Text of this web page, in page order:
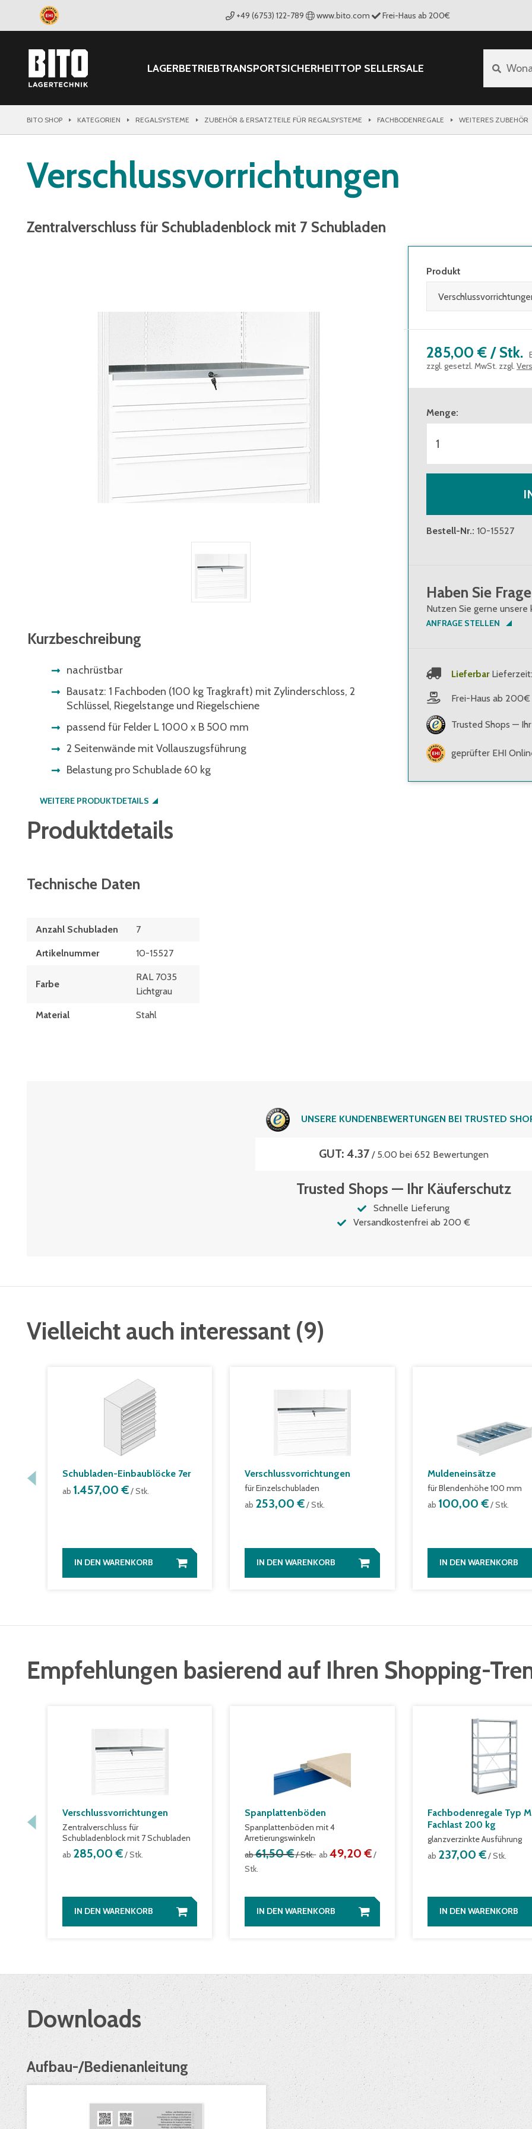
+49 (6753) 122-789 www.bito.com Frei-Haus ab 200€
LAGERBETRIEBTRANSPORTSICHERHEITTOP SELLERSALE
BITO SHOP KATEGORIEN REGALSYSTEME ZUBEHÖR & ERSATZTEILE FÜR REGALSYSTEME FACHBODENREGALE WEITERES ZUBEHÖR
Verschlussvorrichtungen
Zentralverschluss für Schubladenblock mit 7 Schubladen
Kurzbeschreibung
nachrüstbar
Bausatz: 1 Fachboden (100 kg Tragkraft) mit Zylinderschloss, 2
Schlüssel, Riegelstange und Riegelschiene
passend für Felder L 1000 x B 500 mm
2 Seitenwände mit Vollauszugsführung
Belastung pro Schublade 60 kg
WEITERE PRODUKTDETAILS
Produktdetails
Technische Daten
Anzahl Schubladen 7
Artikelnummer 10-15527
Farbe
RAL 7035
Lichtgrau
Material Stahl
Produkt
285,00 € / Stk.
zzgl. gesetzl. MwSt. zzgl.
Menge:
Bestell-Nr.: 10-15527
Haben Sie
Nutzen Sie gerne unsere
ANFRAGE STELLEN
Lieferbar
Frei-Haus ab 200€
Trusted Shops —
geprüfter EHI
UNSERE KUNDENBEWERTUNGEN BEI TRUSTED
GUT: 4.37/ 5.00 bei 652 Bewertungen
Trusted Shops — Ihr Käuferschutz
Schnelle Lieferung
Versandkostenfrei ab 200 €
Vielleicht auch interessant (9)
Schubladen-Einbaublöcke 7er
ab 1.457,00 €/ Stk.
IN DEN WARENKORB
Verschlussvorrichtungen
für Einzelschubladen
ab 253,00 €/ Stk.
IN DEN WARENKORB
Muldeneinsätze
für Blendenhöhe 100 mm
ab 100,00 €/ Stk.
IN DEN WARENKORB
Empfehlungen basierend auf Ihren Shopping-
Verschlussvorrichtungen
Zentralverschluss für
Schubladenblock mit 7 Schubladen
ab 285,00 €/ Stk.
IN DEN WARENKORB
Spanplattenböden
Spanplattenböden mit 4
Arretierungswinkeln
ab61,50 €/ Stk. ab49,20 €/
Stk.
IN DEN WARENKORB
Fachbodenregale Typ
Fachlast 200 kg
glanzverzinkte Ausführung
ab 237,00 €/ Stk.
IN DEN WARENKORB
Downloads
Aufbau-/Bedienanleitung